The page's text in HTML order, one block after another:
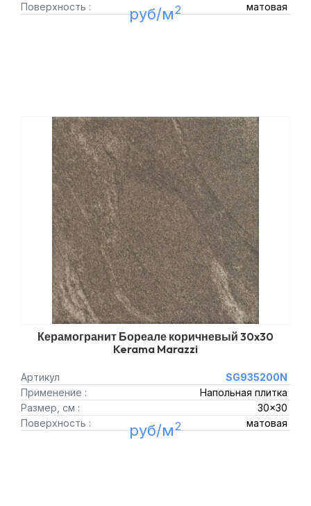
Поверхность :
матовая
руб/м2
Керамогранит Бореале коричневый 30x30
Kerama Marazzi
Артикул
SG935200N
Применение :
Напольная плитка
Размер, см :
30x30
Поверхность :
матовая
руб/м2